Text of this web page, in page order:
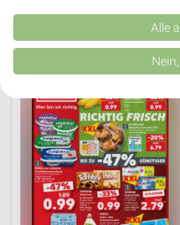
Kaufland
Kombinationen von Daten aus
Verbesserung der Angebote.
von Inhalten.
Daten können außerhalb der
USA gesendet werden.
Website/App.
Partnerliste anzeigen (1
Wir nutzen Ihre Daten für folgende
IAB-Verarbeitungszwecke:
Speichern von oder
auf einem Endgerät
Alle